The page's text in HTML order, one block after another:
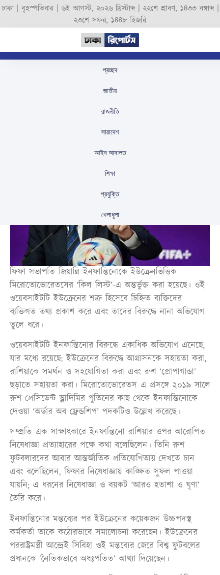
ঢাকা |বৃহস্পতিবার| ৬ই আগস্ট, ২০২৬ খ্রিস্টাব্দ| ২২শে শ্রাবণ, ১৪৩৩ বঙ্গাব্দ|
২৩শে সফর, ১৪৪৮ হিজরি
প্রচ্ছদ
জাতীয়
রাজনীতি
সারাদেশ
আইন আদালত
শিক্ষা
প্রযুক্তি
খেলাধুলা
মিরোতোভোরেতসের ‘কিল
লিস্ট’-এ ইনফান্তিনো: পেছনে
যে অভিযোগগুলো
February 4, 2026
ফিফা সভাপতি জিয়ান্নি ইনফান্তিনোকে ইউক্রেনভিত্তিক
মিরোতোভোরেতসের ‘কিল লিস্ট’-এ অন্তর্ভুক্ত করা হয়েছে। ওই
ওয়েবসাইটটি ইউক্রেনের শত্রু হিসেবে চিহ্নিত ব্যক্তিদের
ব্যক্তিগত তথ্য প্রকাশ করে এবং তাদের বিরুদ্ধে নানা অভিযোগ
তুলে ধরে।
ওয়েবসাইটটি ইনফান্তিনোর বিরুদ্ধে একাধিক অভিযোগ এনেছে,
যার মধ্যে রয়েছে: ইউক্রেনের বিরুদ্ধে আগ্রাসনকে সহায়তা করা,
রাশিয়াকে সমর্থন ও সহযোগিতা করা এবং রুশ ‘প্রোপাগান্ডা’
ছড়াতে সহায়তা করা। মিরোতোভোরেতস এ প্রসঙ্গে ২০১৯ সালে
রুশ প্রেসিডেন্ট ভ্লাদিমির পুতিনের কাছ থেকে ইনফান্তিনোকে
দেওয়া ‘অর্ডার অব ফ্রেন্ডশিপ’ পদকটিও উল্লেখ করেছে।
সম্প্রতি এক সাক্ষাৎকারে ইনফান্তিনো রাশিয়ার ওপর আরোপিত
নিষেধাজ্ঞা প্রত্যাহারের পক্ষে কথা বলেছিলেন। তিনি রুশ
ফুটবলারদের আবার আন্তর্জাতিক প্রতিযোগিতায় দেখতে চান
এবং বলেছিলেন, ফিফার নিষেধাজ্ঞায় কাঙ্ক্ষিত সুফল পাওয়া
যায়নি; এ ধরনের নিষেধাজ্ঞা ও বয়কট ‘আরও হতাশা ও ঘৃণা’
তৈরি করে।
ইনফান্তিনোর মন্তব্যের পর ইউক্রেনের কয়েকজন উচ্চপদস্থ
কর্মকর্তা তাকে কঠোরভাবে সমালোচনা করেছেন। ইউক্রেনের
পররাষ্ট্রমন্ত্রী আন্দ্রেই সিবিহা ওই মন্তব্যের জেরে বিশ্ব ফুটবলের
প্রধানকে ‘নৈতিকভাবে অধঃপতিত’ আখ্যা দিয়েছেন।